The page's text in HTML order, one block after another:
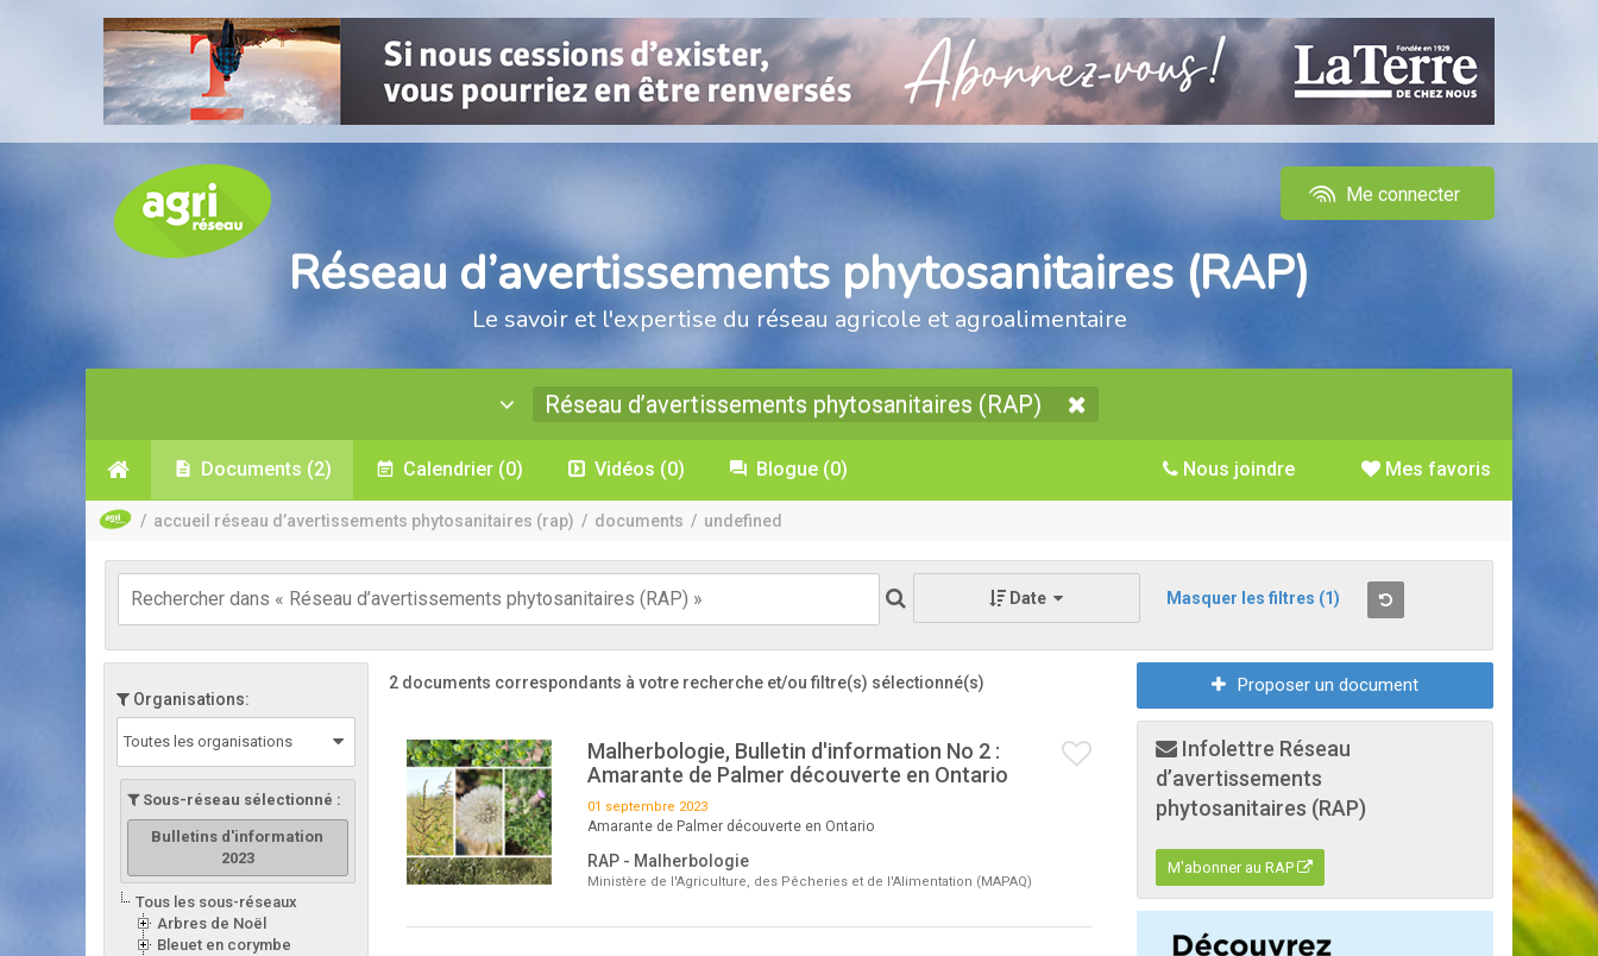
Me connecter
Réseau d’avertissements phytosanitaires (RAP)
Le savoir et l'expertise du réseau agricole et agroalimentaire
Réseau d’avertissements phytosanitaires (RAP)
Documents (2) Calendrier (0) Vidéos (0) Blogue (0) Mes favoris
Nous joindre
/ accueil réseau d’avertissements phytosanitaires (rap) / documents / undefined
Date Masquer les filtres (1)
Organisations:
Toutes les organisations
Sous-réseau sélectionné :
Bulletins d'information
2023
Tous les sous-réseaux
Arbres de Noël
Bleuet en corymbe
2 documents correspondants à votre recherche et/ou filtre(s) sélectionné(s)
Malherbologie, Bulletin d'information No 2 :
Amarante de Palmer découverte en Ontario
01 septembre 2023
Amarante de Palmer découverte en Ontario
RAP - Malherbologie
Ministère de l'Agriculture, des Pêcheries et de l'Alimentation (MAPAQ)
Proposer un document
Infolettre Réseau
d’avertissements
phytosanitaires (RAP)
M'abonner au RAP